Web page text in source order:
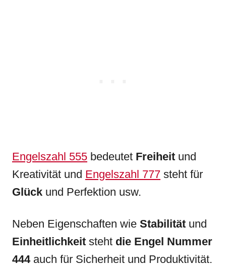
Engelszahl 555 bedeutet Freiheit und
Kreativität und Engelszahl 777 steht für
Glück und Perfektion usw.
Neben Eigenschaften wie Stabilität und
Einheitlichkeit steht die Engel Nummer
444auch für Sicherheit und Produktivität.